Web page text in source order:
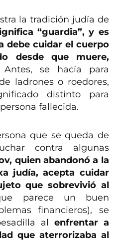
la tradición judía de
“guardia”, y es
debe cuidar el cuerpo
desde que muere,
Antes, se hacía para
ladrones o roedores,
distinto para
fallecida.
que se queda de
contra algunas
quien abandonó a la
judía, acepta cuidar
que sobrevivió al
parece un buen
financieros), se
al enfrentar a
que aterrorizaba al